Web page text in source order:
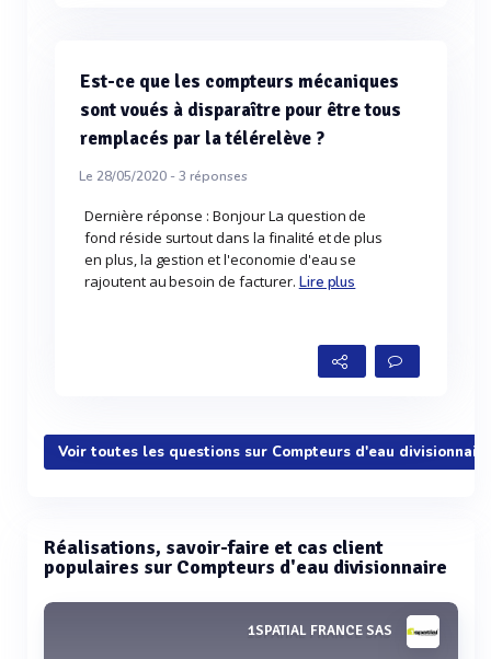
Est-ce que les compteurs mécaniques
sont voués à disparaître pour être tous
remplacés par la télérelève ?
Le 28/05/2020 -3 réponses
Dernière réponse : Bonjour La question de
fond réside surtout dans la finalité et de plus
en plus, la gestion et l'economie d'eau se
rajoutent au besoin de facturer. Lire plus
Voir toutes les questions sur Compteurs d'eau divisionnaire
Réalisations, savoir-faire et cas client
populaires sur Compteurs d'eau divisionnaire
1SPATIAL FRANCE SAS